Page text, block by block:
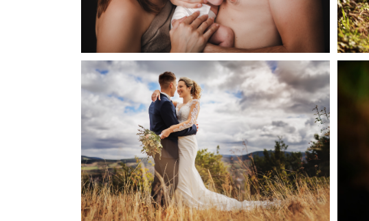
PHOTOGRAPHE MÂCON | MARIAGE D’AUTOMNE
| CORALIE & ANTOINE